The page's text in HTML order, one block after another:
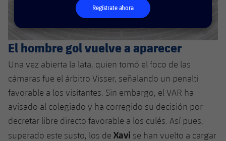
Fotos
Historia
Palmarés
Clasificaciones
Infantil
Alevín
Actualidad
Masculino
Femenino
Agenda
Baloncesto en silla de ruedas
plusicon
más
Jugadores
Calendario
Hockey sobre hielo
plusicon
más
Jugadores
Hockey hierba
plusicon
más
Patinaje artístico
plusicon
más
Regístrate ahora
El hombre gol vuelve a aparecer
Una vez abierta la lata, quien tomó el foco de las
cámaras fue el árbitro Visser, señalando un penalti
favorable a los visitantes. Sin embargo, el VAR ha
avisado al colegiado y ha corregido su decisión por
decretar libre directo favorable a los culés. Así pues,
superado este susto, los de Xavi se han vuelto a cargar